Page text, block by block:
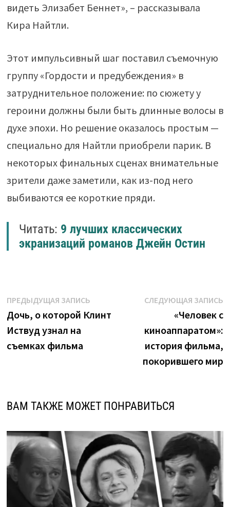
видеть Элизабет Беннет», – рассказывала
Кира Найтли.
Этот импульсивный шаг поставил съемочную
группу «Гордости и предубеждения» в
затруднительное положение: по сюжету у
героини должны были быть длинные волосы в
духе эпохи. Но решение оказалось простым —
специально для Найтли приобрели парик. В
некоторых финальных сценах внимательные
зрители даже заметили, как из-под него
выбиваются ее короткие пряди.
Читать: 9 лучших классических
экранизаций романов Джейн Остин
Навигация
по
записям
ПРЕДЫДУЩАЯ ЗАПИСЬПредыдущая
запись:
Дочь, о которой Клинт
Иствуд узнал на
съемках фильма
СЛЕДУЮЩАЯ ЗАПИСЬ
«Человек с
киноаппаратом»:
история фильма,
покорившего мир
ВАМ ТАКЖЕ МОЖЕТ ПОНРАВИТЬСЯ